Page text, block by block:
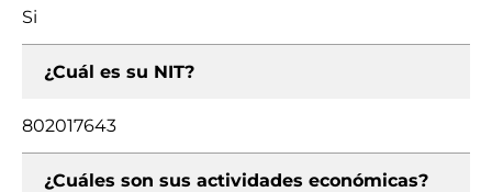
Si
¿Cuál es su NIT?
802017643
¿Cuáles son sus actividades económicas?